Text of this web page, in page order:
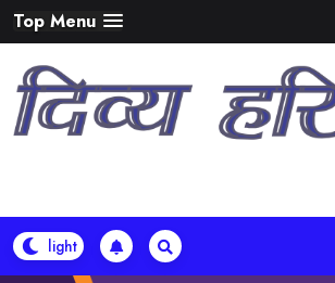
Skip
to
content
Top Menu